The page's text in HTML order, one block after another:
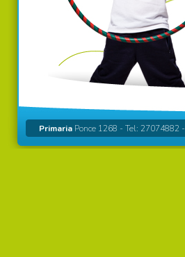
Primaria Ponce 1268 - Tel: 27074882 -